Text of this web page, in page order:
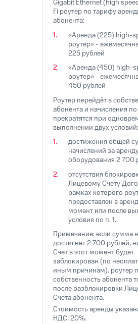
Оформить
чистый
номер
Выбрать
красивый
номер
Заменить
SIM-
карту
Перейти
eSIM
Выберите
и подключите
с выгодным
тарифом
Тарифы
Интернет,
ТВ и телефон
для дома
Услуги
Акции
Интернет,
ТВ и телефон
для дома
Услуги
Личный
кабинет
интернета
Личный
кабинет
спутникового
Скачать
приложение
МТС
Акции
Видеонаблюдение
для дома
149 ₽/
мес
Gigabit Ethernet (high
Fi роутер по тарифу
абонента:
«Аренда (225) high-
роутер» -
225 рублей
«Аренда (450) high-
роутер» -
450 рублей
Роутер перейдёт в
абонента и начисления
прекратятся при
выполнении двух условий:
достижения общей
начислений за
оборудования 2 700
отсутствия
Лицевому Счету
рамках которого
предоставлен в
момент или после
условия по п. 1.
Примечание: если сумма
достигнет 2 700 рублей,
Счет в этот момент будет
заблокирован (по
иным причинам), роутер
собственность абонента
после разблокировки
Счета абонента.
Стоимость аренды
НДС, 20%.